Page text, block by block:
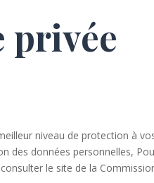
privée
niveau de protection à
données personnelles,
le site de la